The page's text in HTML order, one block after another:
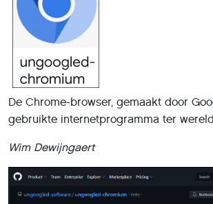
De Chrome-browser, gemaakt door
gebruikte internetprogramma ter
Wim Dewijngaert